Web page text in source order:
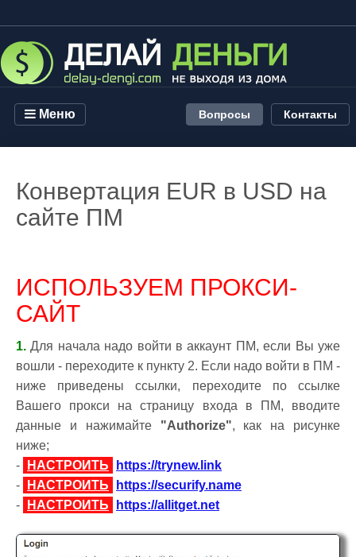
Вопросы Контакты
Меню
Конвертация EUR в USD на
сайте ПМ
ИСПОЛЬЗУЕМ ПРОКСИ-
САЙТ
1. Для начала надо войти в аккаунт ПМ, если Вы уже
вошли - переходите к пункту 2. Если надо войти в ПМ -
ниже приведены ссылки, переходите по ссылке
Вашего прокcи на страницу входа в ПМ, вводите
данные и нажимайте "Authorize", как на рисунке
ниже;
-
НАСТРОИТЬ
https://trynew.link
-
НАСТРОИТЬ
https://securify.name
-
НАСТРОИТЬ https://allitget.net